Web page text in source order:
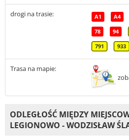
drogi na trasie: A1 A4
78 94
791 933
Trasa na mapie:
ODLEGŁOŚĆ MIĘDZY
LEGIONOWO - WODZISŁAW